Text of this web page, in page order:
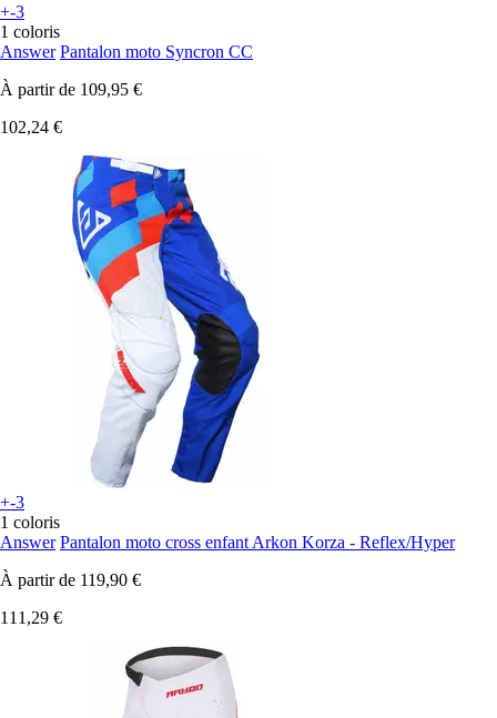
+-3
1 coloris
Answer Pantalon moto Syncron CC
À partir de 109,95 €
102,24 €
+-3
1 coloris
Answer Pantalon moto cross enfant Arkon Korza - Reflex/Hyper
À partir de 119,90 €
111,29 €